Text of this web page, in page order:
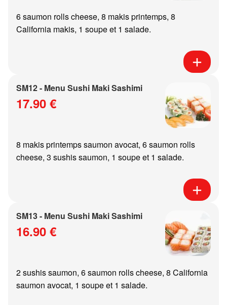
6 saumon rolls cheese, 8 makis printemps, 8
California makis, 1 soupe et 1 salade.
SM12 - Menu Sushi Maki Sashimi
17.90 €
8 makis printemps saumon avocat, 6 saumon rolls
cheese, 3 sushis saumon, 1 soupe et 1 salade.
SM13 - Menu Sushi Maki Sashimi
16.90 €
2 sushis saumon, 6 saumon rolls cheese, 8 California
saumon avocat, 1 soupe et 1 salade.